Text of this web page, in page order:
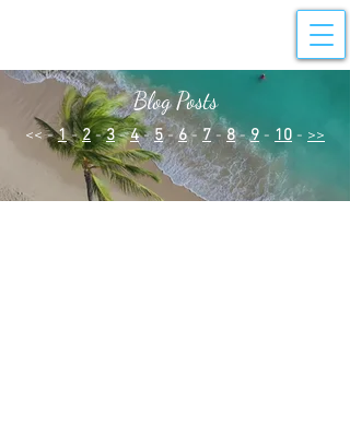
Blog Posts
<< - 1 - 2-3 -4 -5-6- 7 -8 - 9 - 10 - >>